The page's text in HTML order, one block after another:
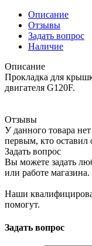
Описание
Отзывы
Задать вопрос
Наличие
Описание
Прокладка для
двигателя G120F.
Отзывы
У данного товара
первым, кто оставил
Задать вопрос
Вы можете задать
или работе магазина.
Наши
помогут.
Задать вопрос